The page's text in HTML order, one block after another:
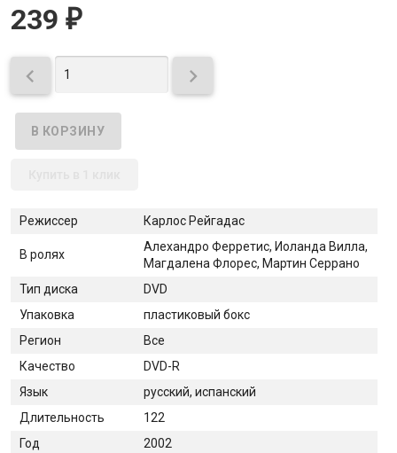
239 ₽
 
Режиссер Карлос Рейгадас
В ролях
Алехандро Ферретис, Иоланда Вилла,
Магдалена Флорес, Мартин Серрано
Тип диска
DVD
Упаковка
пластиковый бокс
Регион
Все
Качество
DVD-R
Язык
русский, испанский
Длительность
122
Год
2002